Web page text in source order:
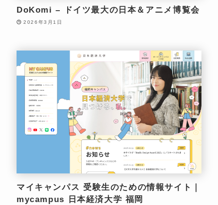
DoKomi – ドイツ最大の日本＆アニメ博覧会
2026年3月1日
マイキャンパス 受験生のための情報サイト｜
mycampus 日本経済大学 福岡